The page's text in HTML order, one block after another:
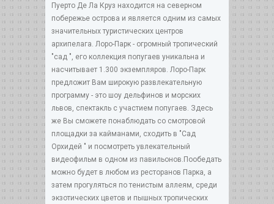
Пуерто Де Ла Круз находится на северном
побережье острова и является одним из самых
значительных туристических центров
архипелага. Лоро-Парк - огромный тропический
"сад ", его коллекция попугаев уникальна и
насчитывает 1.300 экземпляров. Лоро-Парк
предложит Вам широкую развлекательную
программу - это шоу дельфинов и морских
львов, спектакль с участием попугаев. Здесь
же Вы сможете понаблюдать со смотровой
площадки за кайманами, сходить в "Сад
Орхидей " и посмотреть увлекательный
видеофильм в одном из павильонов.Пообедать
можно будет в любом из ресторанов Парка, а
затем прогуляться по тенистым аллеям, среди
экзотических цветов и пышных тропических